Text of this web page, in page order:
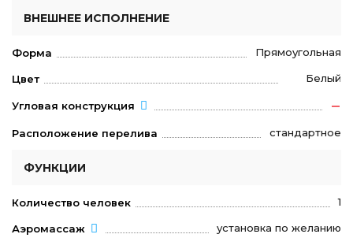
ВНЕШНЕЕ ИСПОЛНЕНИЕ
Форма Прямоугольная
Цвет Белый
Угловая конструкция
Расположение перелива стандартное
ФУНКЦИИ
Количество человек 1
Аэромассаж установка по желанию